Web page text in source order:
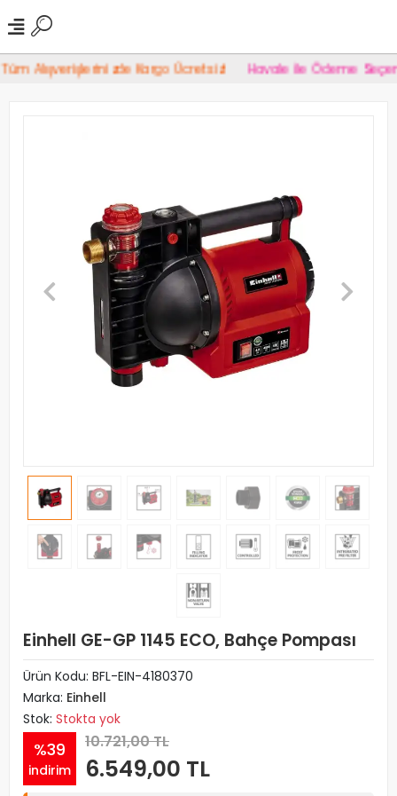
Alışverişlerinizde Kargo Ücretsiz! Havale İle Ödeme
Einhell GE-GP 1145 ECO, Bahçe Pompası
Ürün Kodu: BFL-EIN-4180370
Marka: Einhell
Stok: Stokta yok
%39
indirim
10.721,00 TL
6.549,00 TL